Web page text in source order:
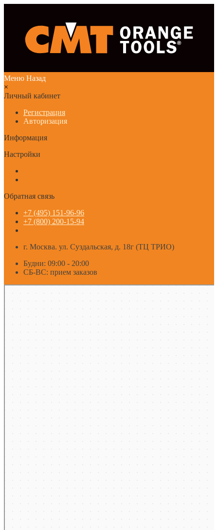
Меню Назад
×
Личный кабинет
Регистрация
Авторизация
Информация
Настройки
Обратная связь
+7 (495) 151-96-96
+7 (800) 200-15-94
г. Москва. ул. Суздальская, д. 18г (ТЦ ТРИО)
Будни: 09:00 - 20:00
СБ-ВС: прием заказов